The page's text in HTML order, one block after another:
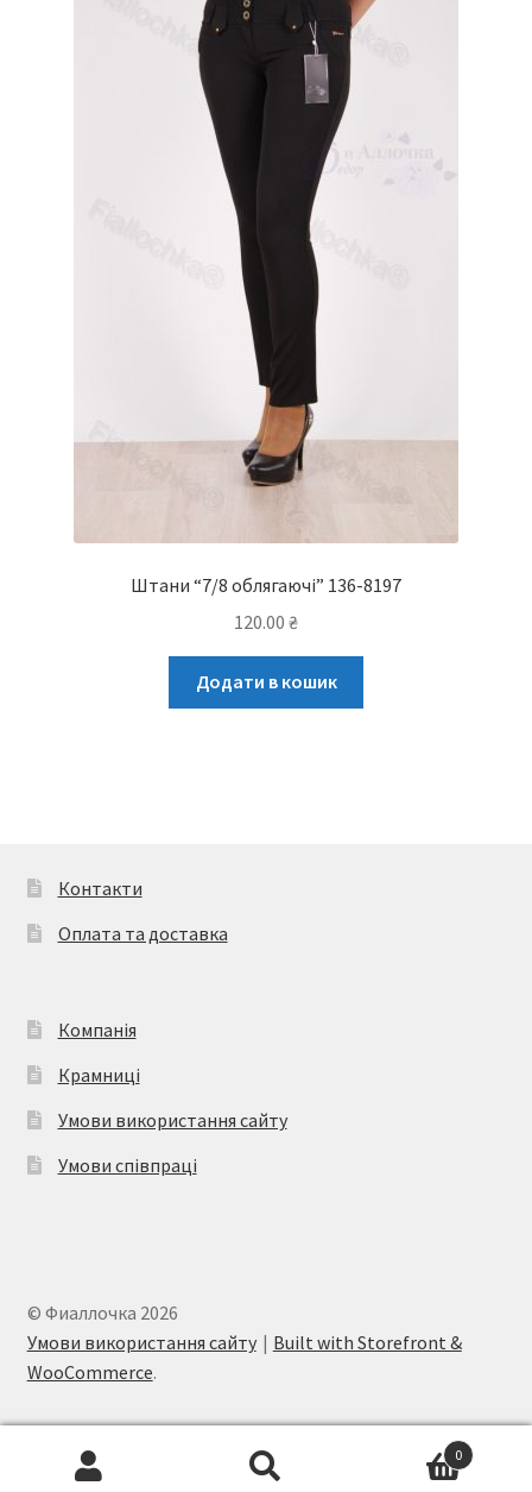
Штани “7/8 облягаючі” 136-8197
120.00 ₴
Додати в кошик
Контакти
Оплата та доставка
Компанія
Крамниці
Умови використання сайту
Умови співпраці
© Фиаллочка 2026
Умови використання сайту
Built with Storefront &
WooCommerce.
Шукати
0